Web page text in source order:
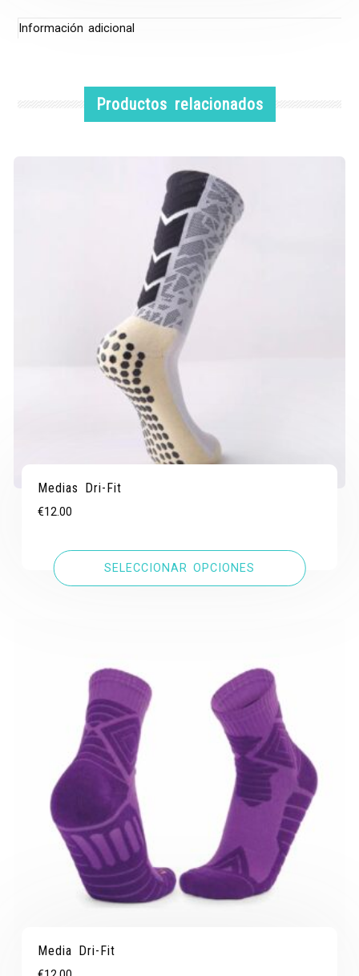
Información adicional
Productos relacionados
Medias Dri-Fit
€12.00
SELECCIONAR OPCIONES
Media Dri-Fit